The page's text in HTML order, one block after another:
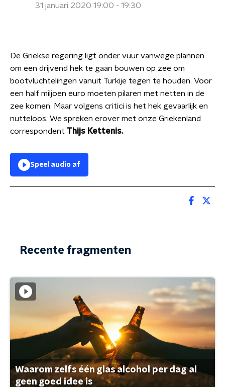
31 januari 2020 19:00 - 19:30
De Griekse regering ligt onder vuur vanwege plannen
om een drijvend hek te gaan bouwen op zee om
bootvluchtelingen vanuit Turkije tegen te houden. Voor
een half miljoen euro moeten pilaren met netten in de
zee komen. Maar volgens critici is het hek gevaarlijk en
nutteloos. We spreken erover met onze Griekenland
correspondent Thijs Kettenis.
Speel audio af
Recente fragmenten
Waarom zelfs één glas alcohol per dag al
geen goed idee is